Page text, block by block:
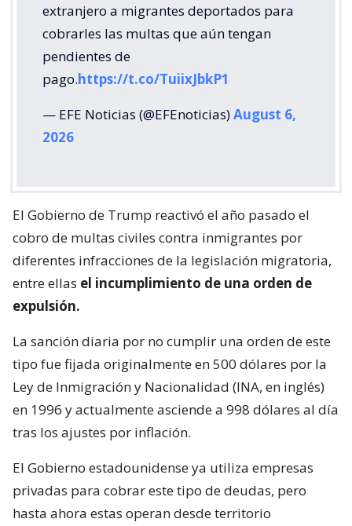
extranjero a migrantes deportados para
cobrarles las multas que aún tengan
pendientes de
pago.https://t.co/TuiixJbkP1
— EFE Noticias (@EFEnoticias)August 6,
2026
El Gobierno de Trump reactivó el año pasado el
cobro de multas civiles contra inmigrantes por
diferentes infracciones de la legislación migratoria,
entre ellas el incumplimiento de una orden de
expulsión.
La sanción diaria por no cumplir una orden de este
tipo fue fijada originalmente en 500 dólares por la
Ley de Inmigración y Nacionalidad (INA, en inglés)
en 1996 y actualmente asciende a 998 dólares al día
tras los ajustes por inflación.
El Gobierno estadounidense ya utiliza empresas
privadas para cobrar este tipo de deudas, pero
hasta ahora estas operan desde territorio